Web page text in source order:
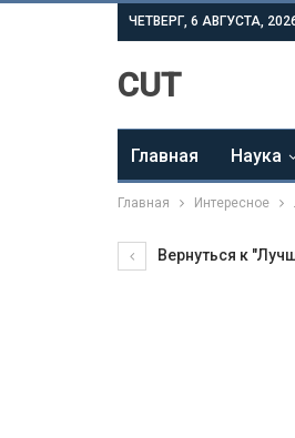
ЧЕТВЕРГ, 6 АВГУСТА,
CUT
Главная Наука
Главная Интересное
Вернуться к